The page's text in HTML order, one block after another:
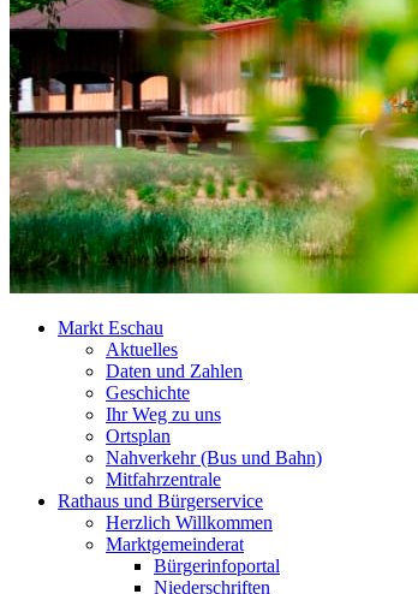
Markt Eschau
Aktuelles
Daten und Zahlen
Geschichte
Ihr Weg zu uns
Ortsplan
Nahverkehr (Bus und Bahn)
Mitfahrzentrale
Rathaus und Bürgerservice
Herzlich Willkommen
Marktgemeinderat
Bürgerinfoportal
Niederschriften